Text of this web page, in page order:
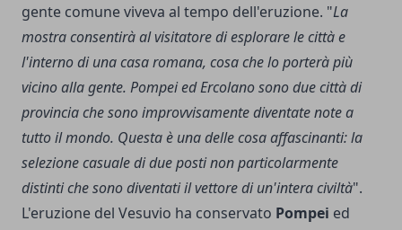
gente comune viveva al tempo dell'eruzione. "La
mostra consentirà al visitatore di esplorare le città e
l'interno di una casa romana, cosa che lo porterà più
vicino alla gente. Pompei ed Ercolano sono due città di
provincia che sono improvvisamente diventate note a
tutto il mondo. Questa è una delle cosa affascinanti: la
selezione casuale di due posti non particolarmente
distinti che sono diventati il ​​vettore di un'intera civiltà".
L'eruzione del Vesuvio ha conservato Pompei ed